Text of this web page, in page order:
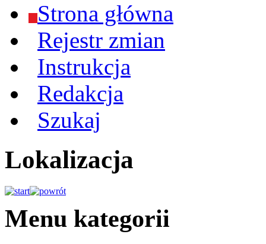
Strona główna
Rejestr zmian
Instrukcja
Redakcja
Szukaj
Lokalizacja
Menu kategorii